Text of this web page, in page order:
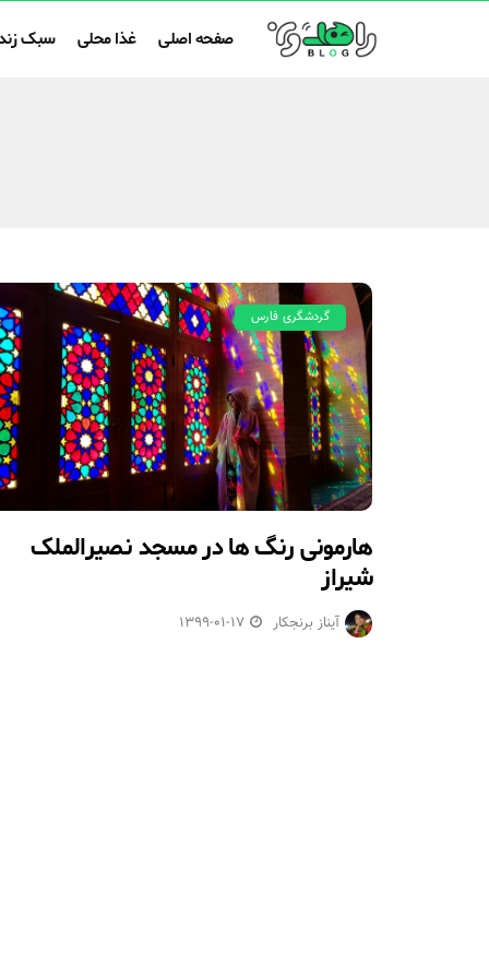
صفحه اصلی غذا محلی سبک
گردشگری فارس
هارمونی رنگ ها در مسجد نصیرالملک
شیراز
آیناز برنجکار 1399-01-17